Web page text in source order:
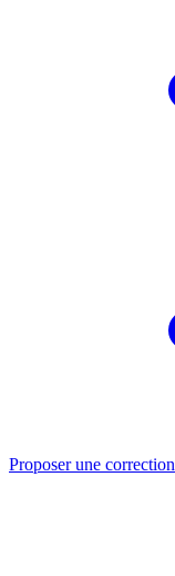
Proposer une correction